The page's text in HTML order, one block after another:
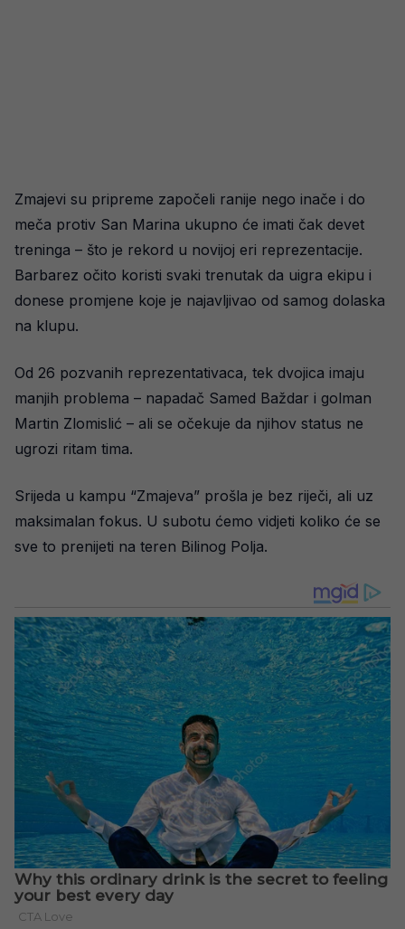
Zmajevi su pripreme započeli ranije nego inače i do
meča protiv San Marina ukupno će imati čak devet
treninga – što je rekord u novijoj eri reprezentacije.
Barbarez očito koristi svaki trenutak da uigra ekipu i
donese promjene koje je najavljivao od samog dolaska
na klupu.
Od 26 pozvanih reprezentativaca, tek dvojica imaju
manjih problema – napadač Samed Baždar i golman
Martin Zlomislić – ali se očekuje da njihov status ne
ugrozi ritam tima.
Srijeda u kampu “Zmajeva” prošla je bez riječi, ali uz
maksimalan fokus. U subotu ćemo vidjeti koliko će se
sve to prenijeti na teren Bilinog Polja.